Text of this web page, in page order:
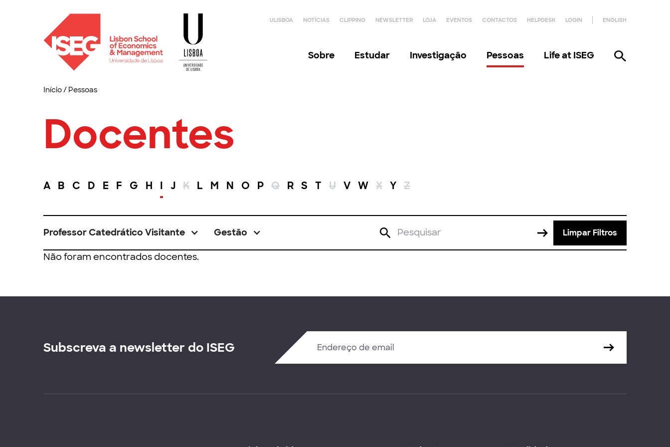
ULISBOA NOTÍCIAS CLIPPING NEWSLETTER LOJA EVENTOS CONTACTOS HELPDESK LOGIN ENGLISH
Sobre Estudar Investigação Pessoas Life at ISEG
Início/ Pessoas
Docentes
A B C D E F G H I J K L M N O P Q R S T U V W X Y Z
Professor Catedrático Visitante Gestão Limpar Filtros
Não foram encontrados docentes.
Subscreva a newsletter do ISEG